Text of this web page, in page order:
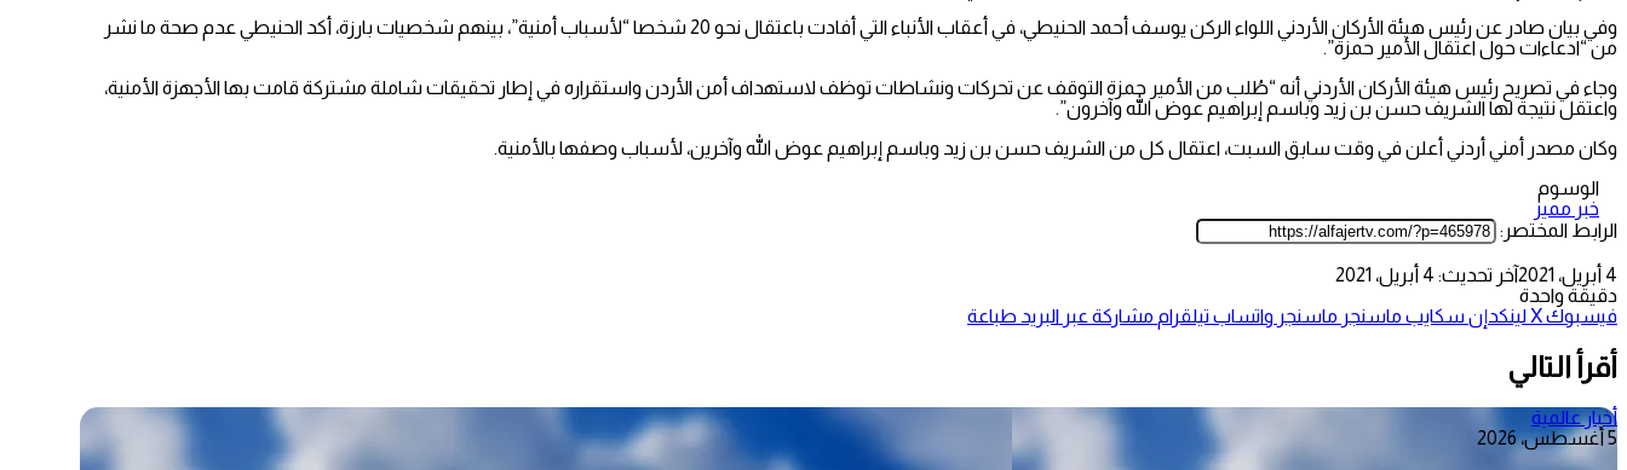
وفي بيان صادر عن رئيس هيئة الأركان الأردني اللواء الركن يوسف أحمد الحنيطي، في أعقاب الأنباء التي أفادت باعتقال نحو 20 شخصا “لأسباب أمنية”، بينهم شخصيات بارزة، أكد الحنيطي عدم صحة ما نشر
من “ادعاءات حول اعتقال الأمير حمزة”.
وجاء في تصريح رئيس هيئة الأركان الأردني أنه “طُلب من الأمير حمزة التوقف عن تحركات ونشاطات توظف لاستهداف أمن الأردن واستقراره في إطار تحقيقات شاملة مشتركة قامت بها الأجهزة الأمنية،
واعتقل نتيجة لها الشريف حسن بن زيد وباسم إبراهيم عوض الله وآخرون”.
وكان مصدر أمني أردني أعلن في وقت سابق السبت، اعتقال كل من الشريف حسن بن زيد وباسم إبراهيم عوض الله وآخرين، لأسباب وصفها بالأمنية.
الوسوم
خبر مميز
الرابط المختصر:
4 أبريل، 2021
آخر تحديث: 4 أبريل، 2021
دقيقة واحدة
فيسبوك‫Xلينكدإن سكايب ماسنجر ماسنجر واتساب تيلقرام مشاركة عبر البريد طباعة
أقرأ التالي
أخبار عالمية
5 أغسطس، 2026